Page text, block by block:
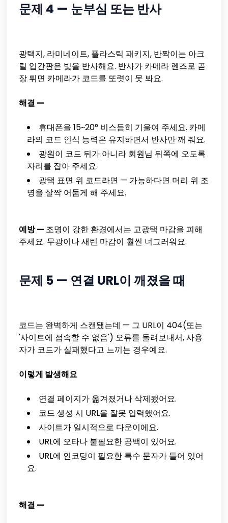
문제 4 — 눈부심 또는 반사
광택지, 라미네이트, 플라스틱 패키지, 반짝이는 아크
릴 입간판은 빛을 반사해요. 반사가 카메라 렌즈로 곧
장 튀면 카메라가 코드를 또렷이 못 봐요.
해결 —
휴대폰을 15~20° 비스듬히 기울여 주세요. 카메
라의 코드 인식 능력은 유지하면서 반사만 깨 줘요.
광원이 코드 뒤가 아니라 회원님 뒤쪽에 오도록
자리를 잡아 주세요.
광택 표면 위 코드라면 — 가능하다면 머리 위 조
명을 살짝 어둡게 해 주세요.
예방 — 조명이 강한 환경에서는 고광택 마감을 피해
주세요. 무광이나 새틴 마감이 훨씬 너그러워요.
문제 5 — 연결 URL이 깨졌을 때
코드는 완벽하게 스캔됐는데 — 그 URL이 404(또는
'사이트에 접속할 수 없음') 오류를 돌려보내서, 사용
자가 코드가 실패했다고 느끼는 경우예요.
이렇게 발생해요
연결 페이지가 옮겨졌거나 삭제됐어요.
코드 생성 시 URL을 잘못 입력했어요.
사이트가 일시적으로 다운이에요.
URL에 오타나 불필요한 공백이 있어요.
URL에 인코딩이 필요한 특수 문자가 들어 있어
요.
해결 —